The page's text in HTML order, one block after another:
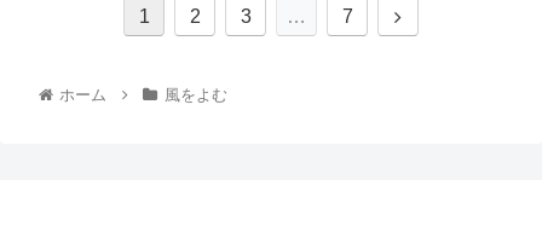
1 2 3 … 7
ホーム 風をよむ